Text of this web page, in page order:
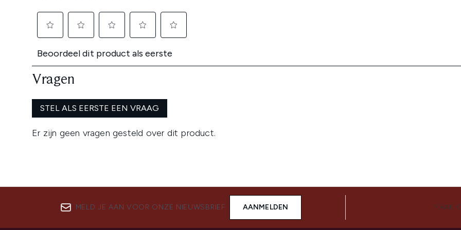
MELD JE AAN VOOR ONZE NIEUWSBRIEF AANMELDEN MAAK